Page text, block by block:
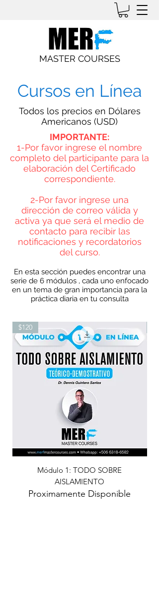
MASTER COURSES
Cursos en Línea
Todos los precios en Dólares
Americanos (USD)
IMPORTANTE:
1-Por favor ingrese el nombre
completo del participante para la
elaboración del Certificado
correspondiente.
2-Por favor ingrese una
dirección de correo válida y
activa ya que será el medio de
contacto para recibir las
notificaciones y recordatorios
del curso.
En esta sección puedes encontrar una
serie de 6 módulos , cada uno enfocado
en un tema de gran importancia para la
práctica diaria en tu consulta
$120
Módulo 1: TODO SOBRE
AISLAMIENTO
Proximamente Disponible